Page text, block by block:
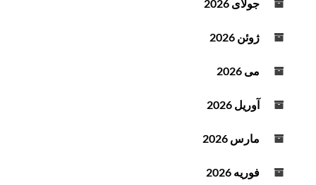
و
جولای 2026
ژوئن 2026
می 2026
آوریل 2026
مارس 2026
فوریه 2026